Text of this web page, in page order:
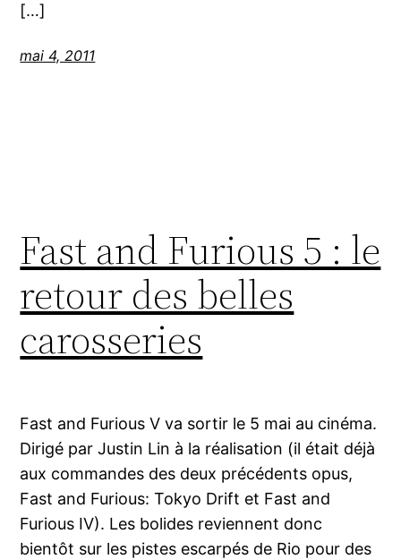
[…]
mai 4, 2011
Fast and Furious 5 : le
retour des belles
carosseries
Fast and Furious V va sortir le 5 mai au cinéma.
Dirigé par Justin Lin à la réalisation (il était déjà
aux commandes des deux précédents opus,
Fast and Furious: Tokyo Drift et Fast and
Furious IV). Les bolides reviennent donc
bientôt sur les pistes escarpés de Rio pour des